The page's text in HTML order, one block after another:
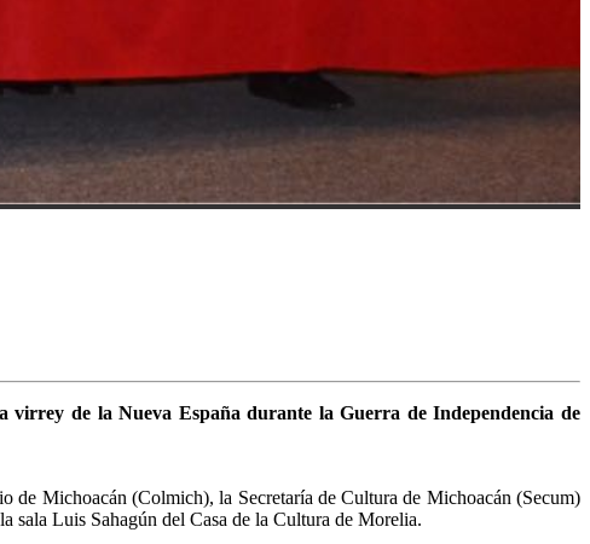
de la Nueva España durante la Guerra de Independencia de
de Michoacán (Colmich), la Secretaría de Cultura de Michoacán (Secum)
Luis Sahagún del Casa de la Cultura de Morelia.